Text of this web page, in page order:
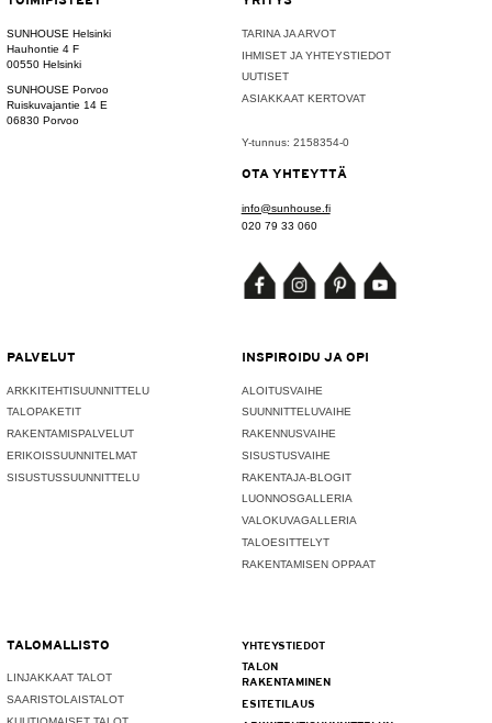
SUNHOUSE Helsinki
Hauhontie 4 F
00550 Helsinki
SUNHOUSE Porvoo
Ruiskuvajantie 14 E
06830 Porvoo
TARINA JA ARVOT
IHMISET JA YHTEYSTIEDOT
UUTISET
ASIAKKAAT KERTOVAT
Y-tunnus: 2158354-0
OTA YHTEYTTÄ
info@sunhouse.fi
020 79 33 060
PALVELUT
ARKKITEHTISUUNNITTELU
TALOPAKETIT
RAKENTAMISPALVELUT
ERIKOISSUUNNITELMAT
SISUSTUSSUUNNITTELU
INSPIROIDU JA OPI
ALOITUSVAIHE
SUUNNITTELUVAIHE
RAKENNUSVAIHE
SISUSTUSVAIHE
RAKENTAJA-BLOGIT
LUONNOSGALLERIA
VALOKUVAGALLERIA
TALOESITTELYT
RAKENTAMISEN OPPAAT
TALOMALLISTO
LINJAKKAAT TALOT
SAARISTOLAISTALOT
YHTEYSTIEDOT
TALON
RAKENTAMINEN
ESITETILAUS